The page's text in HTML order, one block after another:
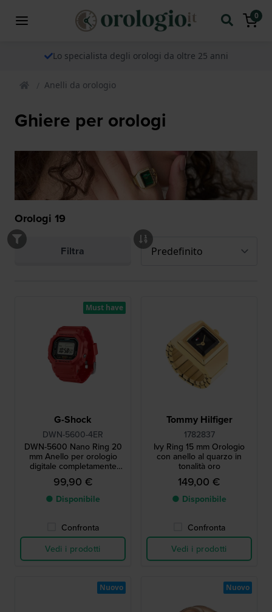
0
Lo specialista degli orologi da oltre 25 anni
Anelli da orologio
Ghiere per orologi
Orologi 19
Filtra
G-Shock
DWN-5600-4ER
DWN-5600 Nano Ring 20
mm Anello per orologio
digitale completamente
funzionale con design DW-
5600
99,90 €
● Disponibile
Confronta
Vedi i prodotti
Must have
Tommy Hilfiger
1782837
Ivy Ring 15 mm Orologio
con anello al quarzo in
tonalità oro
149,00 €
● Disponibile
Confronta
Vedi i prodotti
Nuovo Nuovo